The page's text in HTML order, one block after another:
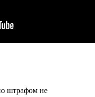
штрафом не